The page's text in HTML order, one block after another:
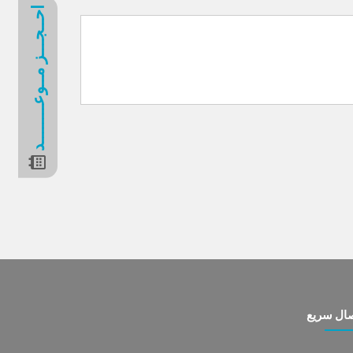
احــجـــز مــوعــــــــد
سريع